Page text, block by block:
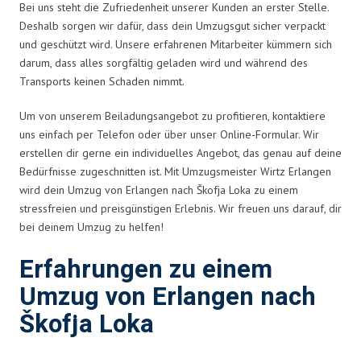
Bei uns steht die Zufriedenheit unserer Kunden an erster Stelle.
Deshalb sorgen wir dafür, dass dein Umzugsgut sicher verpackt
und geschützt wird. Unsere erfahrenen Mitarbeiter kümmern sich
darum, dass alles sorgfältig geladen wird und während des
Transports keinen Schaden nimmt.
Um von unserem Beiladungsangebot zu profitieren, kontaktiere
uns einfach per Telefon oder über unser Online-Formular. Wir
erstellen dir gerne ein individuelles Angebot, das genau auf deine
Bedürfnisse zugeschnitten ist. Mit Umzugsmeister Wirtz Erlangen
wird dein Umzug von Erlangen nach Škofja Loka zu einem
stressfreien und preisgünstigen Erlebnis. Wir freuen uns darauf, dir
bei deinem Umzug zu helfen!
Erfahrungen zu einem
Umzug von Erlangen nach
Škofja Loka